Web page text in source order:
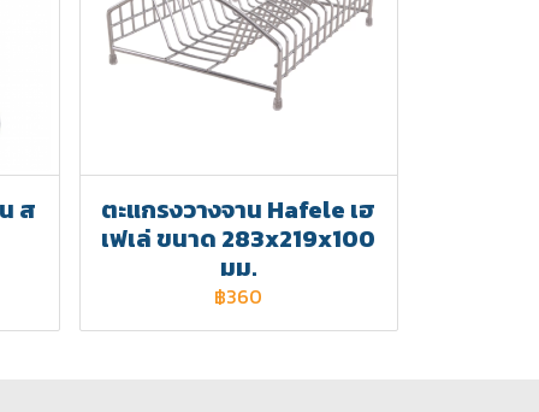
ส
ตะแกรงวางจาน Hafele เฮ
เฟเล่ ขนาด 283x219x100
มม.
฿360